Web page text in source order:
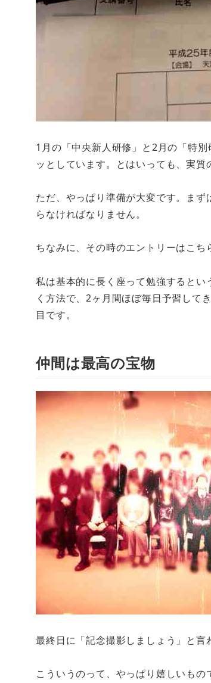
1月の「中央新人研修」と2月の「特
ッとしています。とはいっても、実質
ただ、やっぱり準備が大変です。ま
らなければなりません。
ちなみに、その時のエントリーはこち
私は基本的に長く座って勉強すると
く方法で、2ヶ月間ほぼ毎日予習して
目です。
仲間は最高の宝物
最終日に「記念撮影しましょう」と言
こういうのって、やっぱり嬉しいも